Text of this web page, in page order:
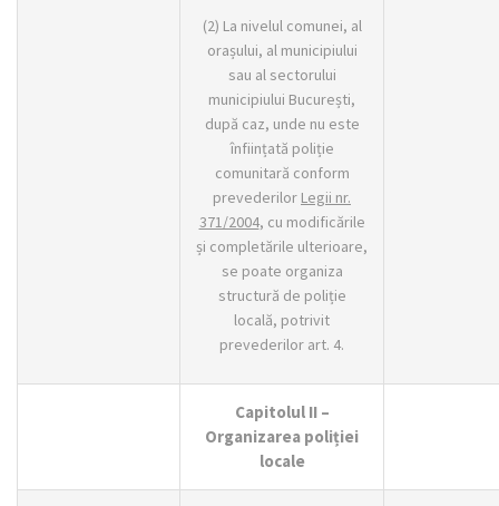
(2) La nivelul comunei, al
orașului, al municipiului
sau al sectorului
municipiului București,
după caz, unde nu este
înființată poliție
comunitară conform
prevederilor Legii nr.
371/2004, cu modificările
și completările ulterioare,
se poate organiza
structură de poliție
locală, potrivit
prevederilor art. 4.
Capitolul II –
Organizarea poliției
locale